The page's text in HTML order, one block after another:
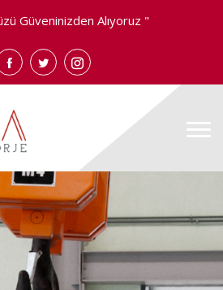
Güveninizden Alıyoruz "